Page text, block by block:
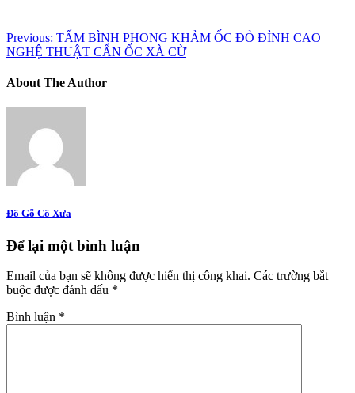
Previous: TẤM BÌNH PHONG KHẢM ỐC ĐỎ ĐỈNH CAO
NGHỆ THUẬT CẨN ỐC XÀ CỪ
About The Author
Đồ Gỗ Cổ Xưa
Để lại một bình luận
Email của bạn sẽ không được hiển thị công khai. Các trường bắt
buộc được đánh dấu *
Bình luận *